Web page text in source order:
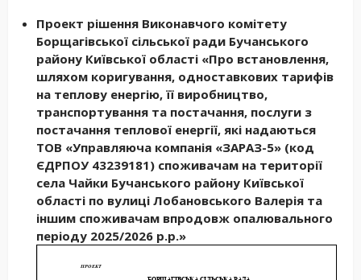
Проект рішення Виконавчого комітету
Борщагівської сільської ради Бучанського
району Київської області «Про встановлення,
шляхом коригування, одноставкових тарифів
на теплову енергію, її виробництво,
транспортування та постачання, послуги з
постачання теплової енергії, які надаються
ТОВ «Управляюча компанія «ЗАРАЗ-5» (код
ЄДРПОУ 43239181) споживачам на території
села Чайки Бучанського району Київської
області по вулиці Лобановського Валерія та
іншим споживачам впродовж опалювального
періоду 2025/2026 р.р.»